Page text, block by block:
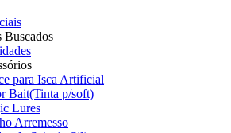
Buscados
para Isca Artificial
Bait(Tinta p/soft)
Lures
Arremesso